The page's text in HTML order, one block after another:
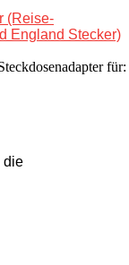
für:
die